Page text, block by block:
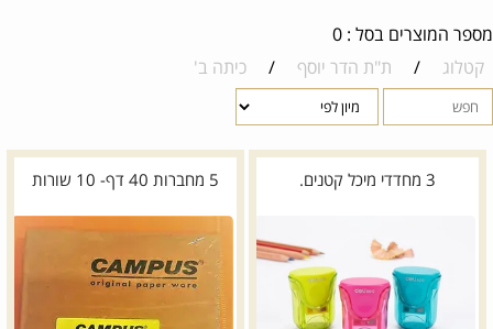
מספר המוצרים בסל : 0
קטלוג
/ ת"ת הדר יוסף / כיתה ב'
3 מחדדי מיכל קטנים. 5 מחברות 40 דף- 10 שורות